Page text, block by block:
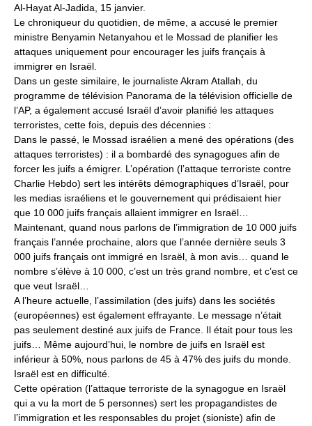
Al-Hayat Al-Jadida, 15 janvier.
Le chroniqueur du quotidien, de même, a accusé le premier
ministre Benyamin Netanyahou et le Mossad de planifier les
attaques uniquement pour encourager les juifs français à
immigrer en Israël.
Dans un geste similaire, le journaliste Akram Atallah, du
programme de télévision Panorama de la télévision officielle de
l’AP, a également accusé Israël d’avoir planifié les attaques
terroristes, cette fois, depuis des décennies :
Dans le passé, le Mossad israélien a mené des opérations (des
attaques terroristes) : il a bombardé des synagogues afin de
forcer les juifs a émigrer. L’opération (l’attaque terroriste contre
Charlie Hebdo) sert les intérêts démographiques d’Israël, pour
les medias israéliens et le gouvernement qui prédisaient hier
que 10 000 juifs français allaient immigrer en Israël…
Maintenant, quand nous parlons de l’immigration de 10 000 juifs
français l’année prochaine, alors que l’année dernière seuls 3
000 juifs français ont immigré en Israël, à mon avis… quand le
nombre s’élève à 10 000, c’est un très grand nombre, et c’est ce
que veut Israël…
A l’heure actuelle, l’assimilation (des juifs) dans les sociétés
(européennes) est également effrayante. Le message n’était
pas seulement destiné aux juifs de France. Il était pour tous les
juifs… Même aujourd’hui, le nombre de juifs en Israël est
inférieur à 50%, nous parlons de 45 à 47% des juifs du monde.
Israël est en difficulté.
Cette opération (l’attaque terroriste de la synagogue en Israël
qui a vu la mort de 5 personnes) sert les propagandistes de
l’immigration et les responsables du projet (sioniste) afin de